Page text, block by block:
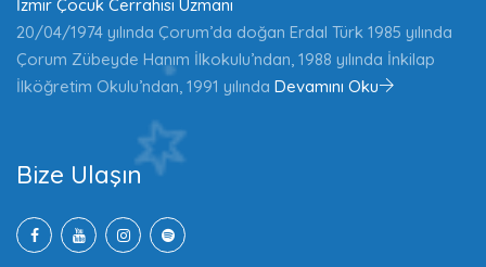
İzmir Çocuk Cerrahisi Uzmanı
20/04/1974 yılında Çorum’da doğan Erdal Türk 1985 yılında
Çorum Zübeyde Hanım İlkokulu’ndan, 1988 yılında İnkilap
İlköğretim Okulu’ndan, 1991 yılında Devamını Oku
Bize Ulaşın